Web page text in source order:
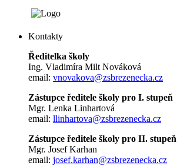
Kontakty
Ředitelka školy
Ing. Vladimíra Milt Nováková
email: vnovakova@zsbrezenecka.cz
Zástupce ředitele školy pro I. stupeň
Mgr. Lenka Linhartová
email: llinhartova@zsbrezenecka.cz
Zástupce ředitele školy pro II. stupeň
Mgr. Josef Karhan
email: josef.karhan@zsbrezenecka.cz